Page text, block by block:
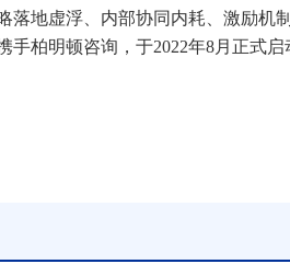
落地虚浮、内部协同内耗、激励
手柏明顿咨询，于2022年8月正式